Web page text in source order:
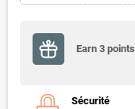
Earn 3 points
Sécurité